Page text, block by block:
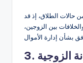
حالات الطلاق، إذ قد
بين الزوجين،
الزوجية